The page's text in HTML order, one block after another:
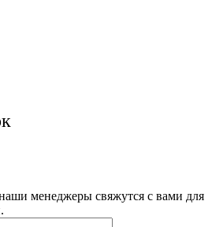
менеджеры свяжутся с вами для